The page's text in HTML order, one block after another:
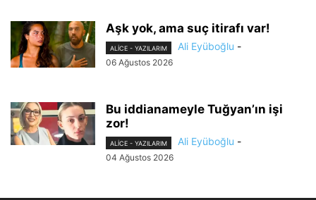
Aşk yok, ama suç itirafı var!
ALİCE - YAZILARIM Ali Eyüboğlu -
06 Ağustos 2026
Bu iddianameyle Tuğyan’ın işi
zor!
ALİCE - YAZILARIM Ali Eyüboğlu -
04 Ağustos 2026